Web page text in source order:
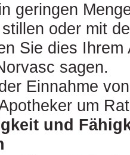
geringen
oder mit
Sie dies Ihrem
sagen.
Einnahme
um
und